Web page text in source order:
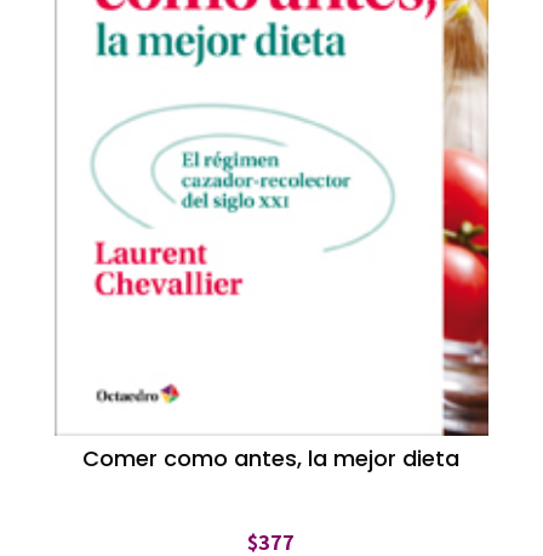
Comer como antes, la mejor dieta
$377